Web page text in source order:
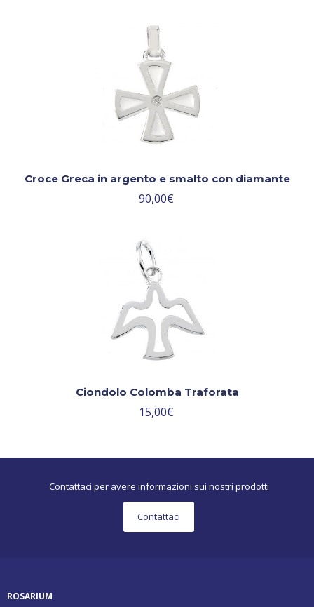
Croce Greca in argento e smalto con diamante
90,00€
Ciondolo Colomba Traforata
15,00€
Contattaci per avere informazioni sui nostri prodotti
Contattaci
ROSARIUM